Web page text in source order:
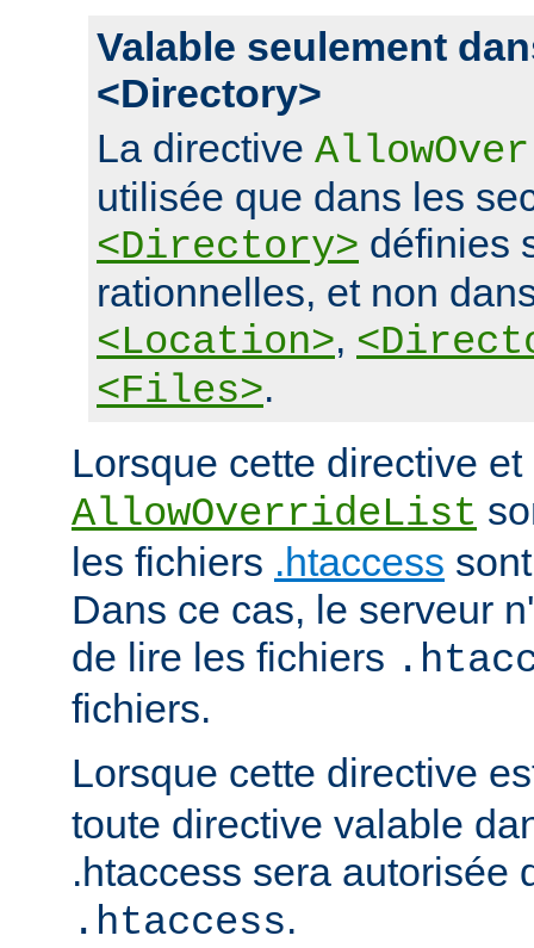
Valable seulement
<Directory>
La directive
utilisée que dans les
<Directory> définies
rationnelles, et non
<Location>,
<Files>.
Lorsque cette directive
AllowOverrideList
les fichiers .htaccess
Dans ce cas, le serveur
de lire les fichiers
fichiers.
Lorsque cette directive
toute directive valable
.htaccess sera autorisée
.htaccess.